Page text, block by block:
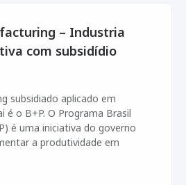
– Industria
com subsidídio
subsidiado aplicado em
é o B+P. O Programa Brasil
é uma iniciativa do governo
a produtividade em